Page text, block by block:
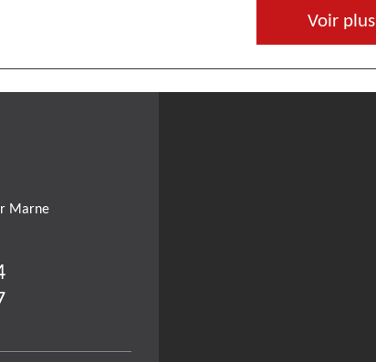
Voir plus
Marne